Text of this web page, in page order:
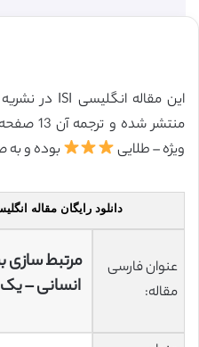
منتشر
ویژه – طلایی
بوده و
دانلود رایگان مقاله
عنوان فارسی
مقاله:
مرتبط سازی
انسانی –